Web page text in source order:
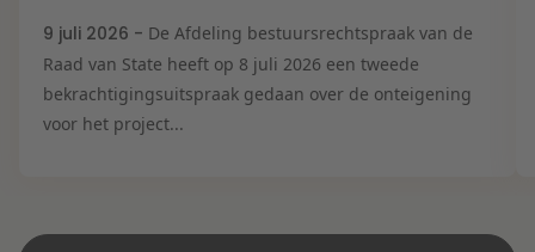
9 juli 2026 - De Afdeling bestuursrechtspraak van de
Raad van State heeft op 8 juli 2026 een tweede
bekrachtigingsuitspraak gedaan over de onteigening
voor het project...